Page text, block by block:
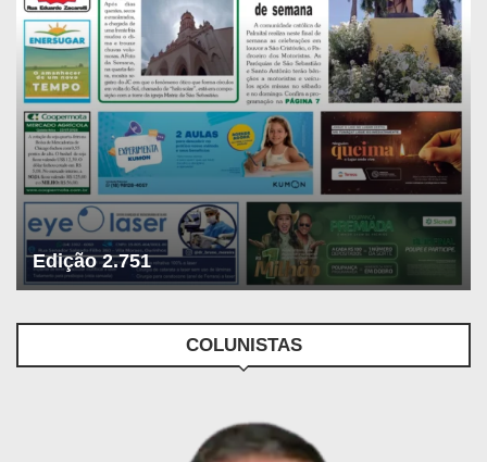
Edição 2.751
COLUNISTAS